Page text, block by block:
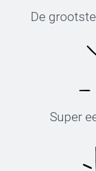
De
Super